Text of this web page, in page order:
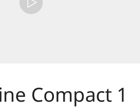
Compact 1